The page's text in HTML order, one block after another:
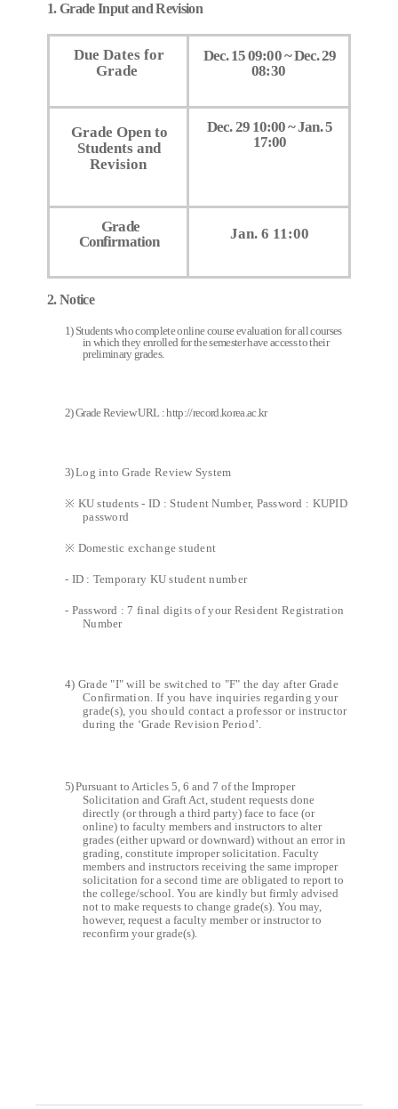
1. Grade Input and Revision
Due Dates for
Grade
Dec. 15 09:00 ~ Dec. 29
08:30
Grade Open to
Students and
Revision
Dec. 29 10:00 ~ Jan. 5
17:00
Grade
Confirmation
Jan. 6 11:00
2. Notice
1) Students who complete online course evaluation for all courses
in which they enrolled for the semester have access to their
preliminary grades.
2) Grade Review URL :http://record.korea.ac.kr
3)Log into Grade Review System
※ KU students - ID : Student Number, Password : KUPID
password
※ Domestic exchange student
- ID : Temporary KU student number
- Password : 7 final digits of your Resident Registration
Number
4) Grade "I" will be switched to "F" the day after Grade
Confirmation. If you have inquiries regarding your
grade(s), you should contact a professor or instructor
during the ‘Grade Revision Period’.
5)Pursuant to Articles 5, 6 and 7 of the Improper
Solicitation and Graft Act, student requests done
directly (or through a third party) face to face (or
online) to faculty members and instructors to alter
grades (either upward or downward) without an error in
grading, constitute improper solicitation. Faculty
members and instructors receiving the same improper
solicitation for a second time are obligated to report to
the college/school. You are kindly but firmly advised
not to make requests to change grade(s). You may,
however, request a faculty member or instructor to
reconfirm your grade(s).